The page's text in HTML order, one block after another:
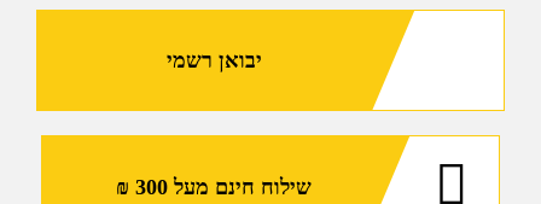
יבואן רשמי
שילוח חינם מעל 300 ₪